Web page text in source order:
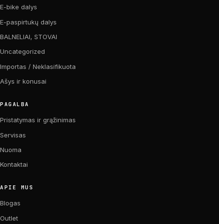
E-bike dalys
E-paspirtukų dalys
BALNELIAI, STOVAI
Uncategorized
Importas / Neklasifikuota
Ašys ir konusai
PAGALBA
Pristatymas ir grąžinimas
Servisas
Nuoma
Kontaktai
APIE MUS
Blogas
Outlet